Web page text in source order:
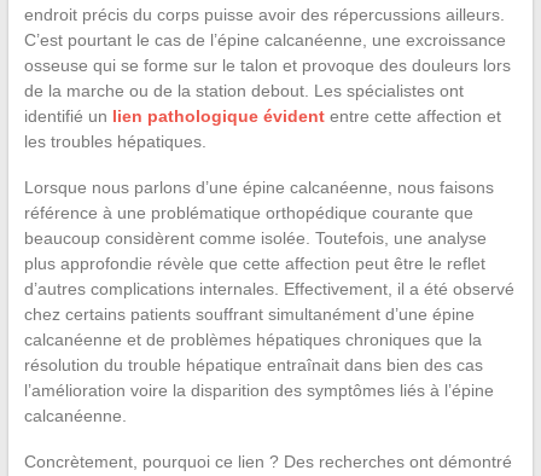
endroit précis du corps puisse avoir des répercussions ailleurs.
C’est pourtant le cas de l’épine calcanéenne, une excroissance
osseuse qui se forme sur le talon et provoque des douleurs lors
de la marche ou de la station debout. Les spécialistes ont
identifié un lien pathologique évidententre cette affection et
les troubles hépatiques.
Lorsque nous parlons d’une épine calcanéenne, nous faisons
référence à une problématique orthopédique courante que
beaucoup considèrent comme isolée. Toutefois, une analyse
plus approfondie révèle que cette affection peut être le reflet
d’autres complications internales. Effectivement, il a été observé
chez certains patients souffrant simultanément d’une épine
calcanéenne et de problèmes hépatiques chroniques que la
résolution du trouble hépatique entraînait dans bien des cas
l’amélioration voire la disparition des symptômes liés à l’épine
calcanéenne.
Concrètement, pourquoi ce lien ? Des recherches ont démontré